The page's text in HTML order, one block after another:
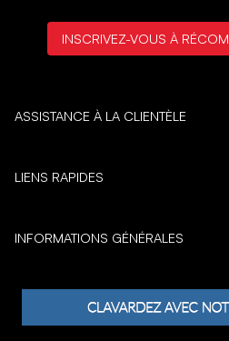
ASSISTANCE À LA CLIENTÈLE
LIENS RAPIDES
INFORMATIONS GÉNÉRALES
INSCRIVEZ-VOUS À